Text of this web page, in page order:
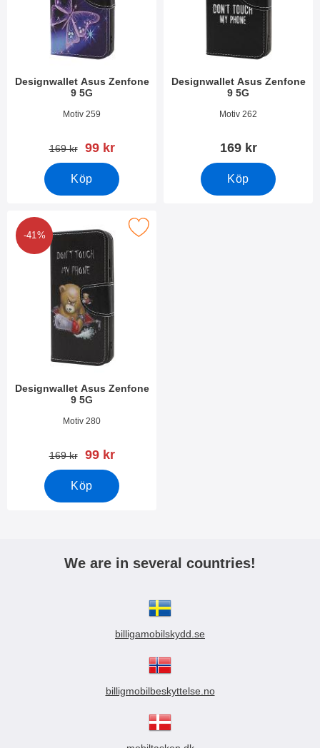
Designwallet Asus Zenfone
9 5G
Art. nr 44704Motiv 259
tidigare pris
169 kr rea pris
99 kr
Köp
Designwallet Asus Zenfone
9 5G
Art. nr 44703Motiv 262
169 kr
Köp
-41%
Designwallet Asus Zenfone
9 5G
Art. nr 44677Motiv 280
tidigare pris
169 kr rea pris
99 kr
Köp
Makera designwallet Asus Zenfone 9 5G som favorit
We are in several countries!
billigamobilskydd.se
billigmobilbeskyttelse.no